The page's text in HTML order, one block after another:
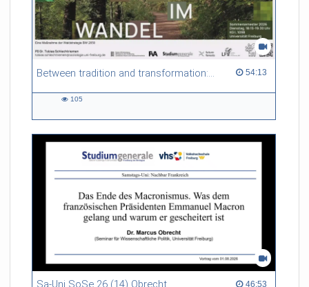
Between tradition and transformation: how owners, advisers and institutions co-create knowledge for resilient forests in Europe 54:13
54:13 duration
105
46:53
46:53 duration